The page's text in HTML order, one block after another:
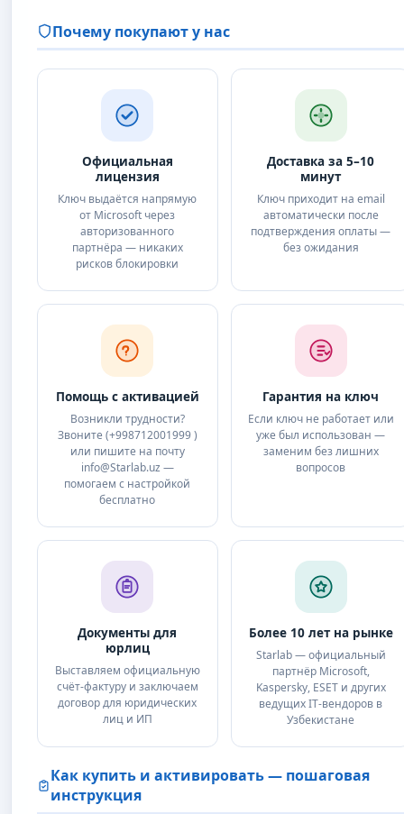
Почему покупают у нас
Официальная
лицензия
Ключ выдаётся напрямую
от Microsoft через
авторизованного
партнёра — никаких
рисков блокировки
Доставка за 5–10
минут
Ключ приходит на email
автоматически после
подтверждения оплаты —
без ожидания
Помощь с активацией
Возникли трудности?
Звоните (+998712001999 )
или пишите на почту
info@Starlab.uz —
помогаем с настройкой
бесплатно
Гарантия на ключ
Если ключ не работает или
уже был использован —
заменим без лишних
вопросов
Документы для
юрлиц
Выставляем официальную
счёт-фактуру и заключаем
договор для юридических
лиц и ИП
Более 10 лет на рынке
Starlab — официальный
партнёр Microsoft,
Kaspersky, ESET и других
ведущих IT‑вендоров в
Узбекистане
Как купить и активировать — пошаговая
инструкция